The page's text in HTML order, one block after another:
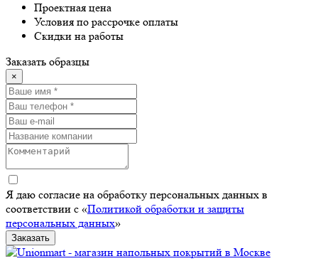
Проектная цена
Условия по рассрочке оплаты
Скидки на работы
Заказать образцы
×
Я даю согласие на обработку персональных данных в
соответствии с «Политикой обработки и защиты
персональных данных»
Заказать